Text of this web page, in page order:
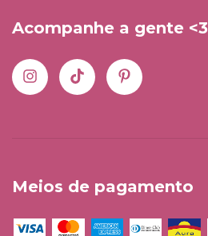
Acompanhe a gente <3
Meios de pagamento